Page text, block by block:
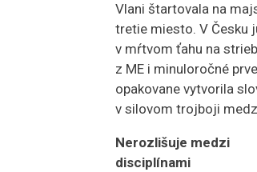
Vlani štartovala na
tretie miesto. V Česku
v mŕtvom ťahu na
z ME i minuloročné
opakovane vytvorila
v silovom trojboji
Nerozlišuje medzi
disciplínami